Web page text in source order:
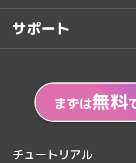
サポート
まずは無料
チュートリアル